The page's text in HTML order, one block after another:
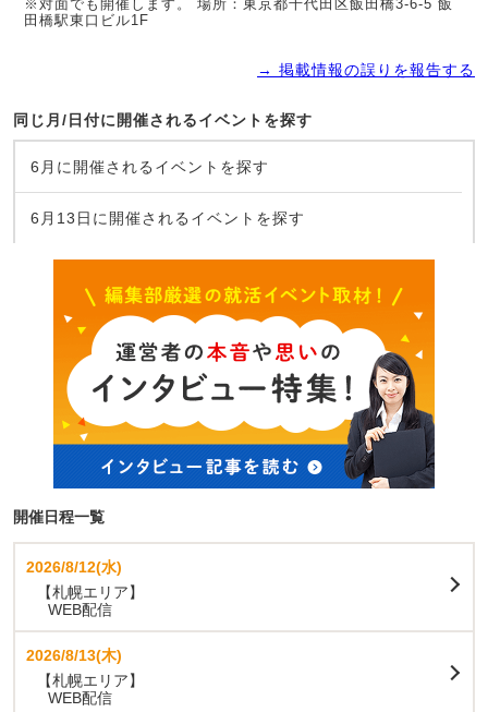
※対面でも開催します。 場所：東京都千代田区飯田橋3-6-5 飯
田橋駅東口ビル1F
→ 掲載情報の誤りを報告する
同じ月/日付に開催されるイベントを探す
6月に開催されるイベントを探す
6月13日に開催されるイベントを探す
開催日程一覧
2026/8/12(水)
【札幌エリア】
WEB配信
2026/8/13(木)
【札幌エリア】
WEB配信